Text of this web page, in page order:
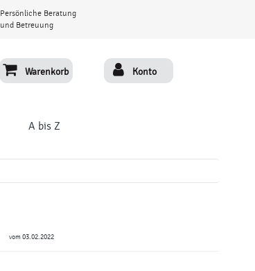
Persönliche Beratung
und Betreuung
Warenkorb Konto
A bis Z
vom 03.02.2022